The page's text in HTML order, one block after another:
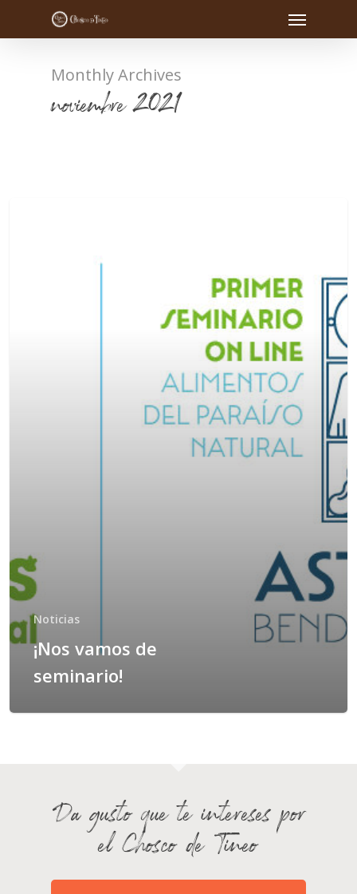
Monthly Archives
noviembre 2021
Noticias
¡Nos vamos de
seminario!
Da gusto que te intereses por
el Chosco de Tineo